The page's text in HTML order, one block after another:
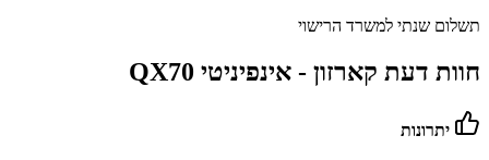
תשלום שנתי למשרד הרישוי
חוות דעת קארזון - אינפיניטי QX70
יתרונות